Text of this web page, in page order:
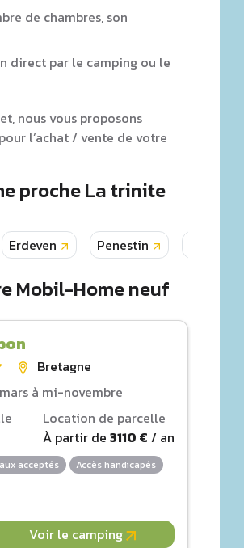
de chambres, son
direct par le camping ou le
nous vous proposons
l’achat / vente de votre
proche La trinite
Erdeven Penestin
Mobil-Home neuf
Bretagne
à mi-novembre
Location de parcelle
À partir de 3110 € / an
acceptés Accès handicapés
Voir le camping